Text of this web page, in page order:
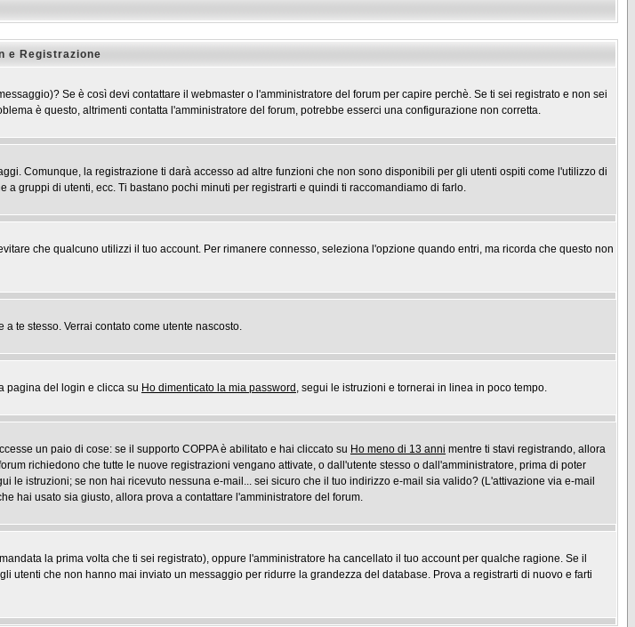
e Registrazione
Se è così devi contattare il webmaster o l'amministratore del forum per capire perchè. Se ti sei registrato e non sei
è questo, altrimenti contatta l'amministratore del forum, potrebbe esserci una configurazione non corretta.
Comunque, la registrazione ti darà accesso ad altre funzioni che non sono disponibili per gli utenti ospiti come l'utilizzo di
gruppi di utenti, ecc. Ti bastano pochi minuti per registrarti e quindi ti raccomandiamo di farlo.
che qualcuno utilizzi il tuo account. Per rimanere connesso, seleziona l'opzione quando entri, ma ricorda che questo non
te stesso. Verrai contato come utente nascosto.
pagina del login e clicca su Ho dimenticato la mia password , segui le istruzioni e tornerai in linea in poco tempo.
un paio di cose: se il supporto COPPA è abilitato e hai cliccato su Ho meno di 13 anni mentre ti stavi registrando, allora
richiedono che tutte le nuove registrazioni vengano attivate, o dall'utente stesso o dall'amministratore, prima di poter
istruzioni; se non hai ricevuto nessuna e-mail... sei sicuro che il tuo indirizzo e-mail sia valido? (L'attivazione via e-mail
hai usato sia giusto, allora prova a contattare l'amministratore del forum.
la prima volta che ti sei registrato), oppure l'amministratore ha cancellato il tuo account per qualche ragione. Se il
che non hanno mai inviato un messaggio per ridurre la grandezza del database. Prova a registrarti di nuovo e farti